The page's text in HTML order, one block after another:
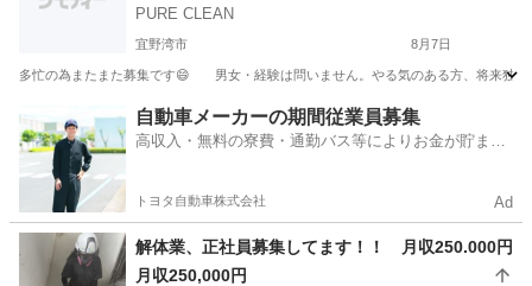
PURE CLEAN
宜野湾市 8月7日
多忙の為またまた募集です😄 男女・経験は問いません。やる気のある方、将来独立
その他
自動車メーカーの期間従業員募集
高収入・無料の寮費・通勤バス等によりお金が貯まり
トヨタ自動車株式会社 Ad
解体業、正社員募集してます！！ 月収250.000円
月収250,000円